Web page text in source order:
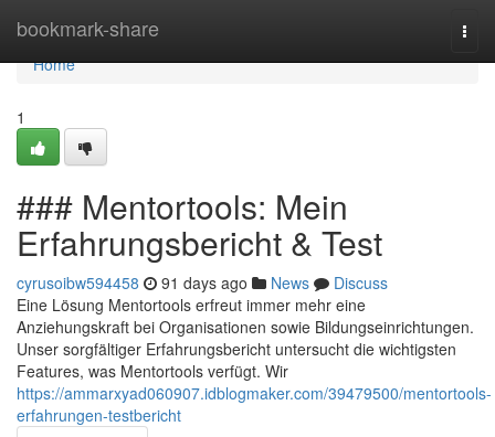
bookmark-share
Home
Home
1
### Mentortools: Mein
Erfahrungsbericht & Test
cyrusoibw594458 91 days ago News
Discuss
Eine Lösung Mentortools erfreut immer mehr eine
Anziehungskraft bei Organisationen sowie Bildungseinrichtungen.
Unser sorgfältiger Erfahrungsbericht untersucht die wichtigsten
Features, was Mentortools verfügt. Wir
https://ammarxyad060907.idblogmaker.com/39479500/mentortools-
erfahrungen-testbericht